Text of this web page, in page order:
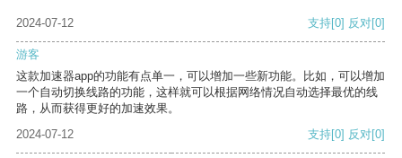
2024-07-12 支持[0] 反对[0]
游客
这款加速器app的功能有点单一，可以增加一些新功能。比如，可以增加
一个自动切换线路的功能，这样就可以根据网络情况自动选择最优的线
路，从而获得更好的加速效果。
2024-07-12
支持[0] 反对[0]